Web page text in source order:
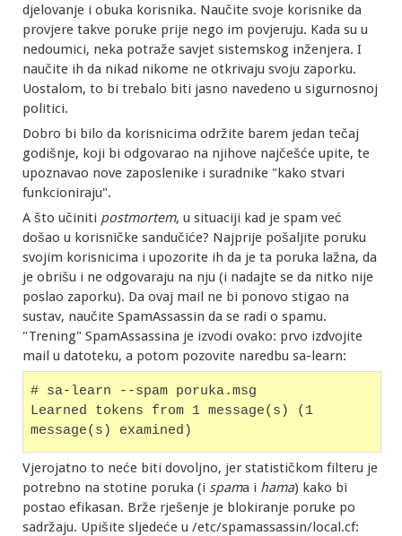
djelovanje i obuka korisnika. Naučite svoje korisnike da
provjere takve poruke prije nego im povjeruju. Kada su u
nedoumici, neka potraže savjet sistemskog inženjera. I
naučite ih da nikad nikome ne otkrivaju svoju zaporku.
Uostalom, to bi trebalo biti jasno navedeno u sigurnosnoj
politici.
Dobro bi bilo da korisnicima održite barem jedan tečaj
godišnje, koji bi odgovarao na njihove najčešće upite, te
upoznavao nove zaposlenike i suradnike "kako stvari
funkcioniraju".
A što učiniti postmortem, u situaciji kad je spam već
došao u korisničke sandučiće? Najprije pošaljite poruku
svojim korisnicima i upozorite ih da je ta poruka lažna, da
je obrišu i ne odgovaraju na nju (i nadajte se da nitko nije
poslao zaporku). Da ovaj mail ne bi ponovo stigao na
sustav, naučite SpamAssassin da se radi o spamu.
"Trening" SpamAssassina je izvodi ovako: prvo izdvojite
mail u datoteku, a potom pozovite naredbu sa-learn:
# sa-learn --spam poruka.msg
Learned tokens from 1 message(s) (1
message(s) examined)
Vjerojatno to neće biti dovoljno, jer statističkom filteru je
potrebno na stotine poruka (i spama i hama) kako bi
postao efikasan. Brže rješenje je blokiranje poruke po
sadržaju. Upišite sljedeće u /etc/spamassassin/local.cf: